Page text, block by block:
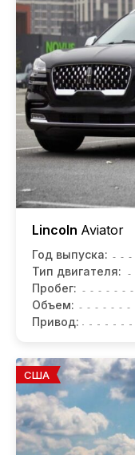
Lincoln Aviator
Год выпуска:
Тип двигателя:
Пробег:
Объем:
Привод:
США